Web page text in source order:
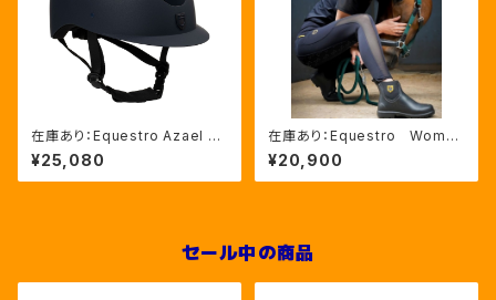
在庫あり：Equestro Azael ユ
ニセックスヘルメットNAVY/NA
VYSHINY XLサイズ（ETU02
011）
¥25,080
在庫あり：Equestro Wome
n’ｓ メッシュインサート フル
グリップレギンス（ETW00170）
¥20,900
セール中の商品